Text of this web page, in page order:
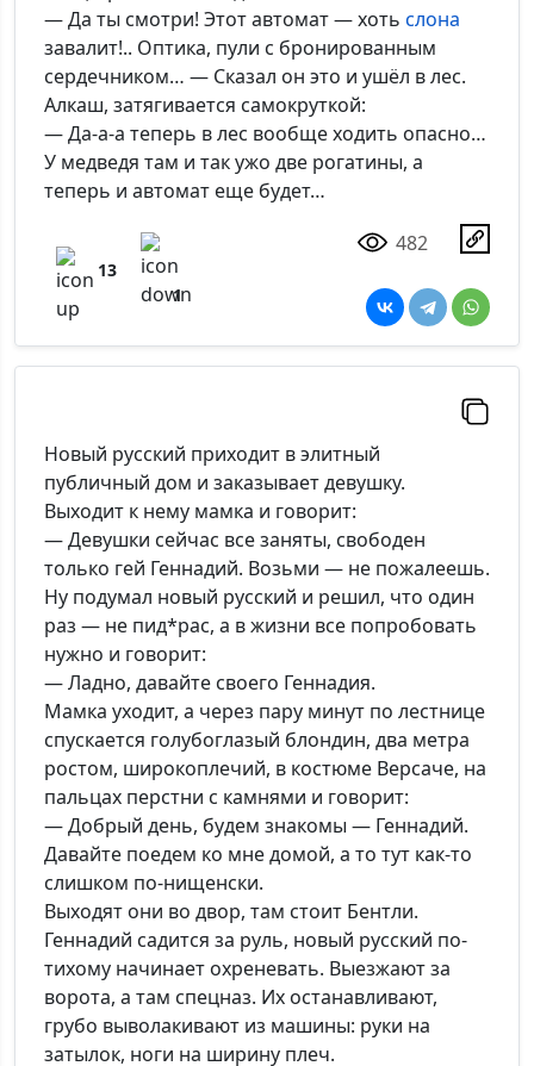
— Да ты смотри! Этот автомат — хоть слона
завалит!.. Оптика, пули с бронированным
сердечником… — Сказал он это и ушёл в лес.
Алкаш, затягивается самокруткой:
— Да-а-а теперь в лес вообще ходить опасно…
У медведя там и так ужо две рогатины, а
теперь и автомат еще будет…
13
1
482
Новый русский приходит в элитный
публичный дом и заказывает девушку.
Выходит к нему мамка и говорит:
— Девушки сейчас все заняты, свободен
только гей Геннадий. Возьми — не пожалеешь.
Ну подумал новый русский и решил, что один
раз — не пид*рас, а в жизни все попробовать
нужно и говорит:
— Ладно, давайте своего Геннадия.
Мамка уходит, а через пару минут по лестнице
спускается голубоглазый блондин, два метра
ростом, широкоплечий, в костюме Версаче, на
пальцах перстни с камнями и говорит:
— Добрый день, будем знакомы — Геннадий.
Давайте поедем ко мне домой, а то тут как-то
слишком по-нищенски.
Выходят они во двор, там стоит Бентли.
Геннадий садится за руль, новый русский по-
тихому начинает охреневать. Выезжают за
ворота, а там спецназ. Их останавливают,
грубо выволакивают из машины: руки на
затылок, ноги на ширину плеч.